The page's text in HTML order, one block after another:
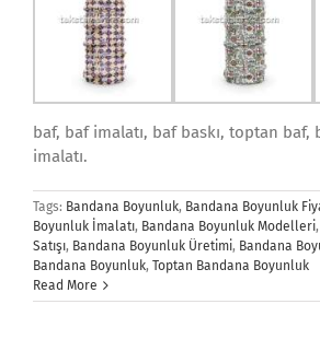
baf, baf imalatı, baf baskı, toptan baf,
imalatı.
Tags: Bandana Boyunluk, Bandana Boyunluk
Boyunluk İmalatı, Bandana Boyunluk Modelleri,
Satışı, Bandana Boyunluk Üretimi, Bandana
Bandana Boyunluk, Toptan Bandana Boyunluk
Read More